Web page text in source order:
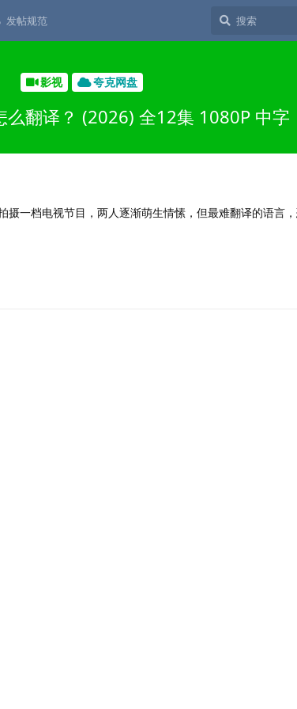
发帖规范
影视 夸克网盘
么翻译？ (2026) 全12集 1080P 中字
一档电视节目，两人逐渐萌生情愫，但最难翻译的语言